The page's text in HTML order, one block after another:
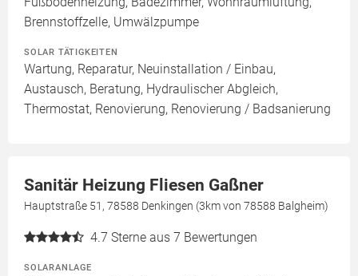
Brennstoffzelle, Umwälzpumpe
SOLAR TÄTIGKEITEN
Wartung, Reparatur, Neuinstallation / Einbau,
Austausch, Beratung, Hydraulischer Abgleich,
Thermostat, Renovierung, Renovierung / Badsanierung
Sanitär Heizung Fliesen Gaßner
Hauptstraße 51, 78588 Denkingen (3km von 78588 Balgheim)
4.7 Sterne aus 7 Bewertungen
SOLARANLAGE